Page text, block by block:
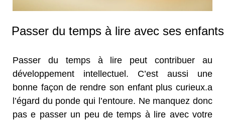
Passer du temps à lire avec ses enfants
Passer du temps à lire peut contribuer au
développement intellectuel. C’est aussi une
bonne façon de rendre son enfant plus curieux.a
l’égard du ponde qui l’entoure. Ne manquez donc
pas e passer un peu de temps à lire avec votre